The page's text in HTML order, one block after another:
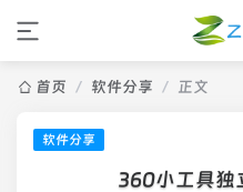
首页 / 软件分享 / 正文
软件分享
360小工具独